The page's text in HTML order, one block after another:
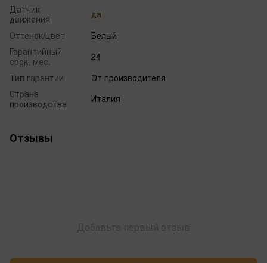
Датчик
движения
да
Оттенок/цвет
Белый
Гарантийный
срок, мес.
24
Тип гарантии
От производителя
Страна
производства
Италия
Отзывы